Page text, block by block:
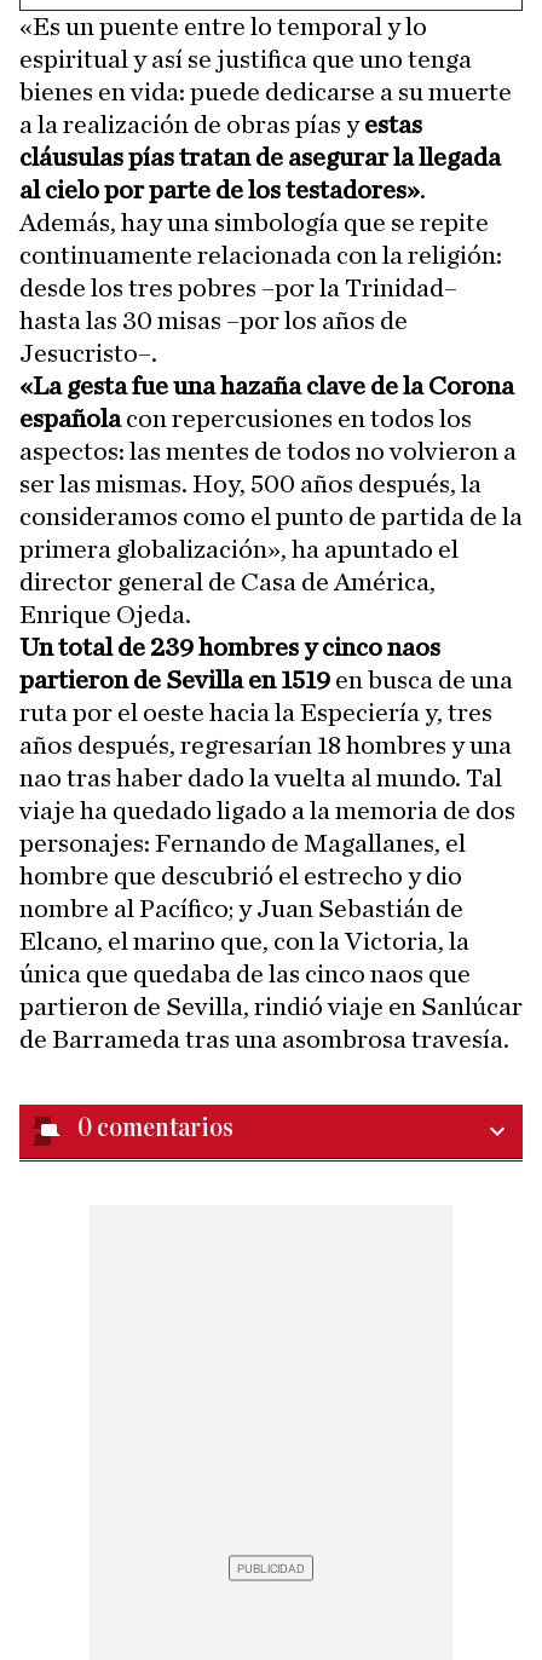
«Es un puente entre lo temporal y lo
espiritual y así se justifica que uno tenga
bienes en vida: puede dedicarse a su muerte
a la realización de obras pías yestas
cláusulas pías tratan de asegurar la llegada
al cielo por parte de los testadores».
Además, hay una simbología que se repite
continuamente relacionada con la religión:
desde los tres pobres –por la Trinidad–
hasta las 30 misas –por los años de
Jesucristo–.
«La gesta fue una hazaña clave de la Corona
españolacon repercusiones en todos los
aspectos: las mentes de todos no volvieron a
ser las mismas. Hoy, 500 años después, la
consideramos como el punto de partida de la
primera globalización», ha apuntado el
director general de Casa de América,
Enrique Ojeda.
Un total de 239 hombres y cinco naos
partieron de Sevilla en 1519 en busca de una
ruta por el oeste hacia la Especiería y, tres
años después, regresarían 18 hombres y una
nao tras haber dado la vuelta al mundo. Tal
viaje ha quedado ligado a la memoria de dos
personajes: Fernando de Magallanes, el
hombre que descubrió el estrecho y dio
nombre al Pacífico; y Juan Sebastián de
Elcano, el marino que, con la Victoria, la
única que quedaba de las cinco naos que
partieron de Sevilla, rindió viaje en Sanlúcar
de Barrameda tras una asombrosa travesía.
0 comentarios